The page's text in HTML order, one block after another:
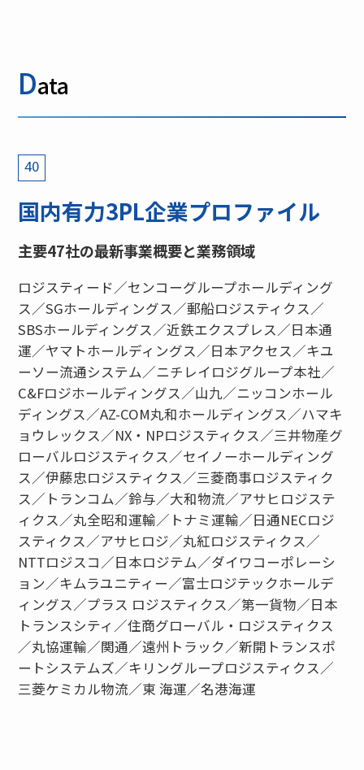
Data
40
国内有力3PL企業プロファイル
主要47社の最新事業概要と業務領域
ロジスティード／センコーグループホールディング
ス／SGホールディングス／郵船ロジスティクス／
SBSホールディングス／近鉄エクスプレス／日本通
運／ヤマトホールディングス／日本アクセス／キユ
ーソー流通システム／ニチレイロジグループ本社／
C&Fロジホールディングス／山九／ニッコンホール
ディングス／AZ-COM丸和ホールディングス／ハマキ
ョウレックス／NX・NPロジスティクス／三井物産グ
ローバルロジスティクス／セイノーホールディング
ス／伊藤忠ロジスティクス／三菱商事ロジスティク
ス／トランコム／鈴与／大和物流／アサヒロジステ
ィクス／丸全昭和運輸／トナミ運輸／日通NECロジ
スティクス／アサヒロジ／丸紅ロジスティクス／
NTTロジスコ／日本ロジテム／ダイワコーポレーシ
ョン／キムラユニティー／富士ロジテックホールデ
ィングス／プラス ロジスティクス／第一貨物／日本
トランスシティ／住商グローバル・ロジスティクス
／丸協運輸／関通／遠州トラック／新開トランスポ
ートシステムズ／キリングループロジスティクス／
三菱ケミカル物流／東 海運／名港海運